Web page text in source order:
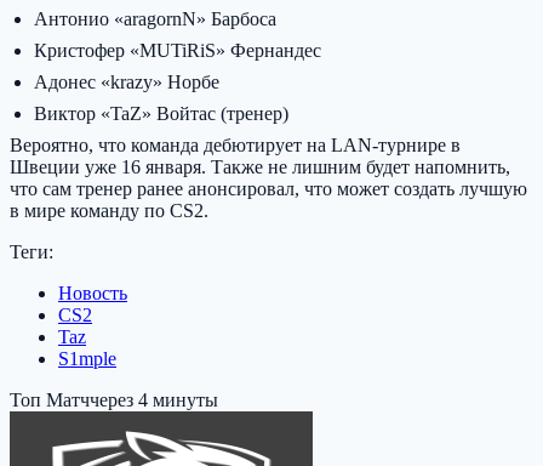
Антонио «aragornN» Барбоса
Кристофер «MUTiRiS» Фернандес
Адонес «krazy» Норбе
Виктор «TaZ» Войтас (тренер)
Вероятно, что команда дебютирует на LAN-турнире в
Швеции уже 16 января. Также не лишним будет напомнить,
что сам тренер ранее анонсировал, что может создать лучшую
в мире команду по CS2.
Теги:
Новость
CS2
Taz
S1mple
Топ Матччерез 4 минуты